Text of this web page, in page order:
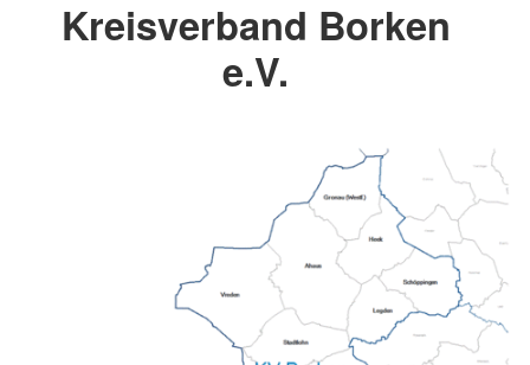
Kreisverband Borken
e.V.